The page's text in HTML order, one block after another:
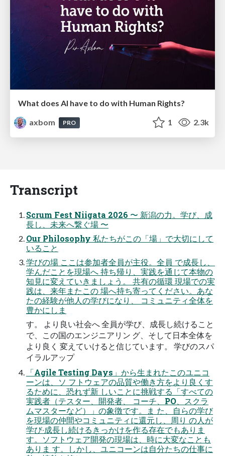
What does AI have to do with Human Rights?
axbom
PRO 1 2.3k
Transcript
Scrum Fest Niigata 2026 〜 新潟の⼒。学び、成
⻑し、未来へ繋ぐ場 〜
Our Philosophy 私たちがこの「場」で⼤切にして
いること
学びの場 ここは参加者全員が主役。全員 で成⻑し、
学んだことを現場へ 持ち帰り、実践を通じて本物の
知⾒に変えていきましょう。 共有の循環 現場での実
践は、来年またこの 場へ持ち寄ってください。あな
たの経験が他⼈の学びになり、 コミュニティ全体を
豊かにしま
す。 より良い社会へ 全員が学び、成⻑し続けること
で、この国のエンジニアリン グ、そして⽇本全体を
より良く 変えていけると信じています。 学びのスパ
イラルアップ
「Agile Testing Days」から⽣まれたこのユニコ
ーンは、ソ フトウェアの品質や働き⽅をより良くす
るために、恐れず新 しいことに挑戦する「すべての
実践者（テスター、開発者、 コーチ、PO、スクラ
ムマスターなど）」の象徴です。ま た、⾃らの学び
を現場の仲間やコミュニティに還元し、周り の⼈が
学び‧成⻑し続けるきっかけを作る存在でもありま
す。ソフトウェア開発の現場は、時に⼤変なことも
ありま す。しかし、ユニコーンは⾃分たちの仕事に